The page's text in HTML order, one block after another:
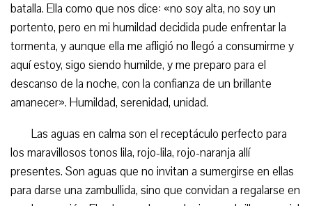
batalla. Ella como que nos dice: «no soy alta, no soy un
portento, pero en mi humildad decidida pude enfrentar la
tormenta, y aunque ella me afligió no llegó a consumirme y
aquí estoy, sigo siendo humilde, y me preparo para el
descanso de la noche, con la confianza de un brillante
amanecer». Humildad, serenidad, unidad.
Las aguas en calma son el receptáculo perfecto para
los maravillosos tonos lila, rojo-lila, rojo-naranja allí
presentes. Son aguas que no invitan a sumergirse en ellas
para darse una zambullida, sino que convidan a regalarse en